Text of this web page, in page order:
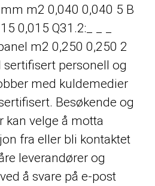
m2 0,040 0,040 5 B
0,015 Q31.2:_ _ _
m2 0,250 0,250 2
sertifisert personell og
med kuldemedier
Besøkende og
kan velge å motta
fra eller bli kontaktet
leverandører og
å svare på e-post